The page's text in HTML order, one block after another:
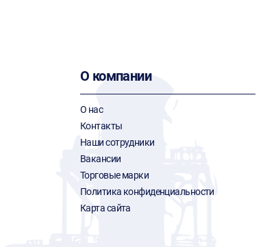
О компании
О нас
Контакты
Наши сотрудники
Вакансии
Торговые марки
Политика конфиденциальности
Карта сайта